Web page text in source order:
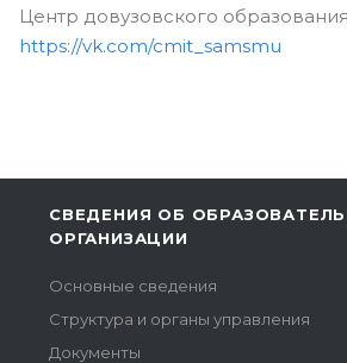
Центр довузовского
https://vk.com/cmit_samsmu
СВЕДЕНИЯ ОБ
ОРГАНИЗАЦИИ
Основные сведения
Структура и органы управления
Документы